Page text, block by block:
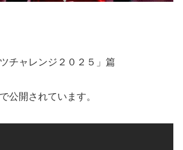
チャレンジ２０２５」篇
公開されています。